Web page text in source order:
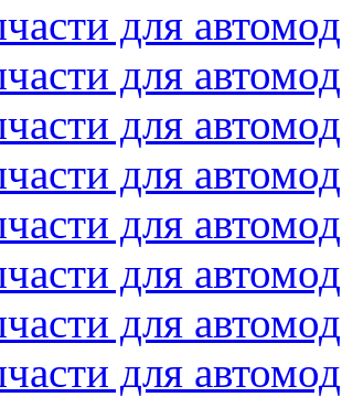
для
для
для
для
для
для
для
для